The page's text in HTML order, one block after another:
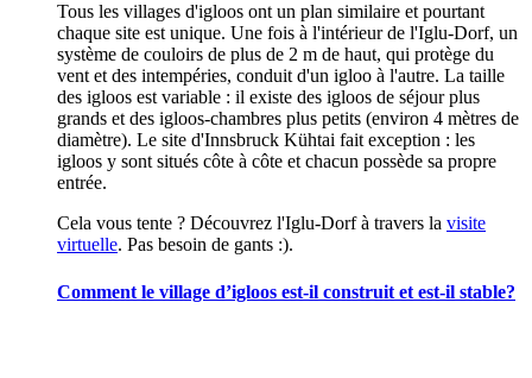
Tous les villages d'igloos ont un plan similaire et pourtant
chaque site est unique. Une fois à l'intérieur de l'Iglu-Dorf, un
système de couloirs de plus de 2 m de haut, qui protège du
vent et des intempéries, conduit d'un igloo à l'autre. La taille
des igloos est variable : il existe des igloos de séjour plus
grands et des igloos-chambres plus petits (environ 4 mètres de
diamètre). Le site d'Innsbruck Kühtai fait exception : les
igloos y sont situés côte à côte et chacun possède sa propre
entrée.
Cela vous tente ? Découvrez l'Iglu-Dorf à travers la visite
virtuelle. Pas besoin de gants :).
Comment le village d’igloos est-il construit et est-il stable?